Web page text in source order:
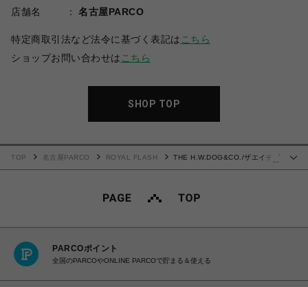
店舗名
名古屋PARCO
特定商取引法など法令に基づく表記は こちら
ショップお問い合わせは こちら
SHOP TOP
…
TOP 名古屋PARCO ROYAL FLASH
THE H.W.DOG&CO./ザエイチダ
PARCOポイント
全国のPARCOやONLINE PARCOで貯まる＆使える